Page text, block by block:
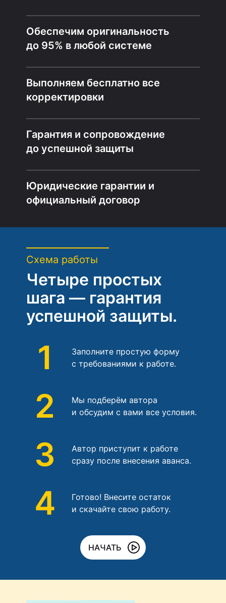
Обеспечим оригинальность
до 95% в любой системе
Выполняем бесплатно все
корректировки
Гарантия и сопровождение
до успешной защиты
Юридические гарантии и
официальный договор
Схема работы
Четыре простых
шага — гарантия
успешной защиты.
1
Заполните простую форму
с требованиями к работе.
2
Мы подберём автора
и обсудим с вами все условия.
3
Автор приступит к работе
сразу после внесения аванса.
4
Готово! Внесите остаток
и скачайте свою работу.
НАЧАТЬ